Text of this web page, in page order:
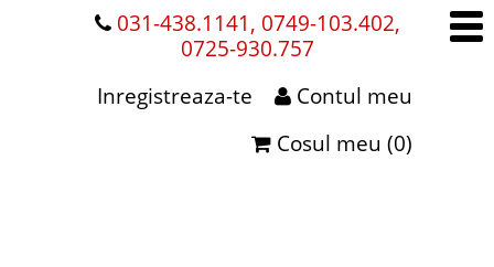
031-438.1141, 0749-103.402,
0725-930.757
Contul meu
Inregistreaza-te
Cosul meu (0)